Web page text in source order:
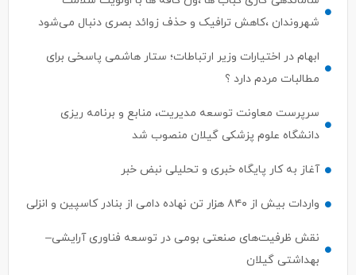
ابهام در اختیارات وزیر ارتباطات؛ ستار هاشمی پاسخی برای
سرپرست معاونت توسعه مدیریت، منابع و برنامه ریزی
آغاز به کار پایگاه خبری و تحلیلی نبض خبر
واردات بیش از ۸۴۰ هزار تن نهاده دامی از بنادر كاسپین و انزلی
نقش ظرفیت‌های صنعتی بومی در توسعه فناوری آرایشی–
بهداشتی گیلان
اسماعیل رحمتی مدیرعامل سازمان مشاغل و فرآورده‌های